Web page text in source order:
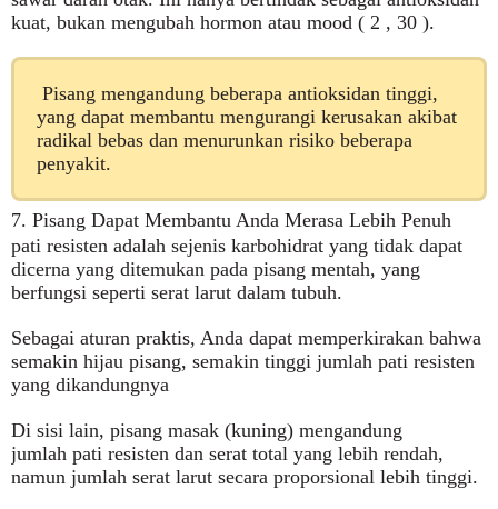
kuat, bukan mengubah hormon atau mood ( 2 , 30 ).
Pisang mengandung beberapa antioksidan tinggi,
yang dapat membantu mengurangi kerusakan akibat
radikal bebas dan menurunkan risiko beberapa
penyakit.
7. Pisang Dapat Membantu Anda Merasa Lebih Penuh
pati resisten adalah sejenis karbohidrat yang tidak dapat
dicerna yang ditemukan pada pisang mentah, yang
berfungsi seperti serat larut dalam tubuh.
Sebagai aturan praktis, Anda dapat memperkirakan bahwa
semakin hijau pisang, semakin tinggi jumlah pati resisten
yang dikandungnya
Di sisi lain, pisang masak (kuning) mengandung
jumlah pati resisten dan serat total yang lebih rendah,
namun jumlah serat larut secara proporsional lebih tinggi.